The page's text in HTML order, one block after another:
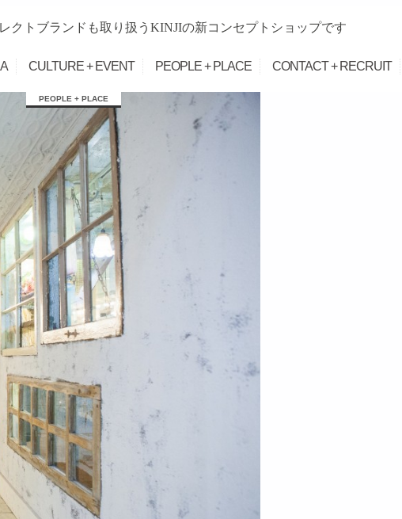
クトブランドも取り扱うKINJIの新コンセプトショップです
CULTURE + EVENT PEOPLE + PLACE CONTACT + RECRUIT
PEOPLE + PLACE